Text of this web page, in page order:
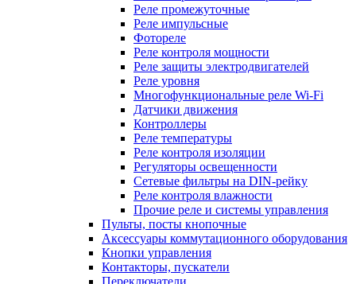
Реле промежуточные
Реле импульсные
Фотореле
Реле контроля мощности
Реле защиты электродвигателей
Реле уровня
Многофункциональные реле Wi-Fi
Датчики движения
Контроллеры
Реле температуры
Реле контроля изоляции
Регуляторы освещенности
Сетевые фильтры на DIN-рейку
Реле контроля влажности
Прочие реле и системы управления
Пульты, посты кнопочные
Аксессуары коммутационного оборудования
Кнопки управления
Контакторы, пускатели
Переключатели